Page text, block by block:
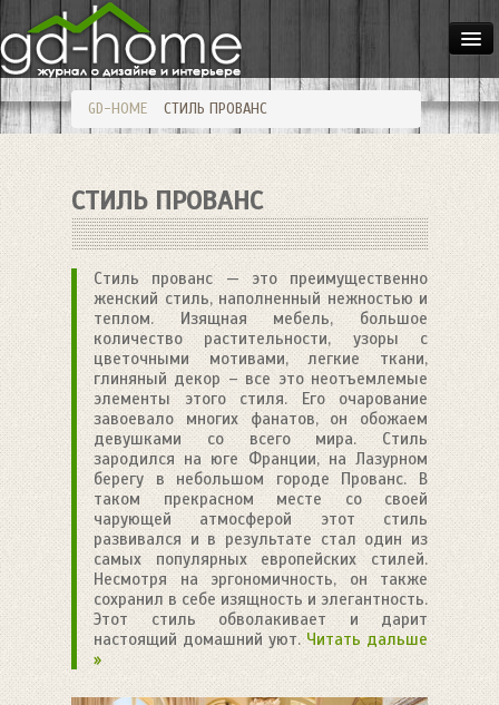
ДОМА
КВАРТИРЫ
ИНТЕРЬЕР
СТИЛИ
МЕБЕЛЬ
ОСВЕЩЕНИЕ
САД
HANDMADE
GD-HOME СТИЛЬ ПРОВАНС
СТИЛЬ ПРОВАНС
Стиль прованс — это преимущественно
женский стиль, наполненный нежностью и
теплом. Изящная мебель, большое
количество растительности, узоры с
цветочными мотивами, легкие ткани,
глиняный декор – все это неотъемлемые
элементы этого стиля. Его очарование
завоевало многих фанатов, он обожаем
девушками со всего мира. Стиль
зародился на юге Франции, на Лазурном
берегу в небольшом городе Прованс. В
таком прекрасном месте со своей
чарующей атмосферой этот стиль
развивался и в результате стал один из
самых популярных европейских стилей.
Несмотря на эргономичность, он также
сохранил в себе изящность и элегантность.
Этот стиль обволакивает и дарит
настоящий домашний уют.Читать дальше
»